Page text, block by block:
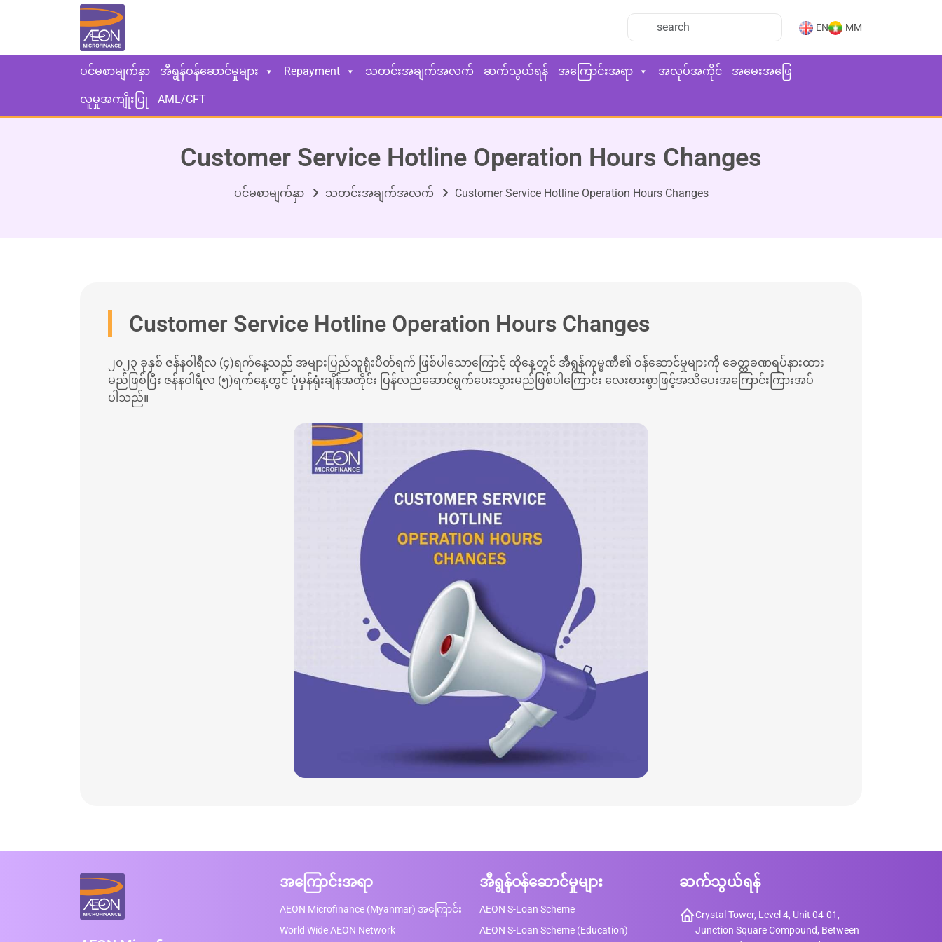
EN MM
ပင်မစာမျက်နှာ အီရွန်ဝန်ဆောင်မှုများ Repayment သတင်းအချက်အလက် ဆက်သွယ်ရန် အကြောင်းအရာ အလုပ်အကိုင် အမေးအဖြေ
လူမှုအကျိုးပြု AML/CFT
Customer Service Hotline Operation Hours Changes
ပင်မစာမျက်နှာ သတင်းအချက်အလက် Customer Service Hotline Operation Hours Changes
Customer Service Hotline Operation Hours Changes
၂၀၂၃ ခုနှစ် ဇန်နဝါရီလ (၄)ရက်နေ့သည် အများပြည်သူရုံးပိတ်ရက် ဖြစ်ပါသောကြောင့် ထိုနေ့တွင် အီရွန်ကုမ္မဏီ၏ ဝန်ဆောင်မှုများကို ခေတ္တခဏရပ်နားထား
မည်ဖြစ်ပြီး ဇန်နဝါရီလ (၅)ရက်နေ့တွင် ပုံမှန်ရုံးချိန်အတိုင်း ပြန်လည်ဆောင်ရွက်ပေးသွားမည်ဖြစ်ပါကြောင်း လေးစားစွာဖြင့်အသိပေးအကြောင်းကြားအပ်
ပါသည်။
အကြောင်းအရာ
AEON Microfinance (Myanmar) အကြောင်း
World Wide AEON Network
အီရွန်ဝန်ဆောင်မှုများ
AEON S-Loan Scheme
AEON S-Loan Scheme (Education)
ဆက်သွယ်ရန်
Crystal Tower, Level 4, Unit 04-01,
Junction Square Compound, Between